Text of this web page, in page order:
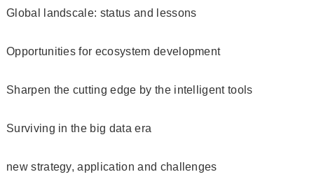
Global landscale: status and lessons
Opportunities for ecosystem development
Sharpen the cutting edge by the intelligent tools
Surviving in the big data era
new strategy, application and challenges